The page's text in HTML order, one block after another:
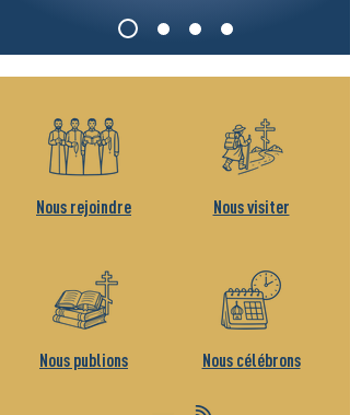
Nous rejoindre
Nous publions
Nous visiter
Nous célébrons